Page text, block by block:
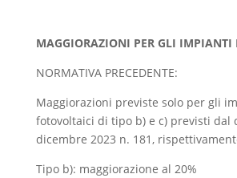
MAGGIORAZIONI PER GLI IMPIANTI
NORMATIVA PRECEDENTE:
Maggiorazioni previste solo per gli
fotovoltaici di tipo b) e c) previsti dal
dicembre 2023 n. 181,
Tipo b): maggiorazione al 20%